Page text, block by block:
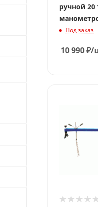
ручной 20
Под заказ
10 990₽/